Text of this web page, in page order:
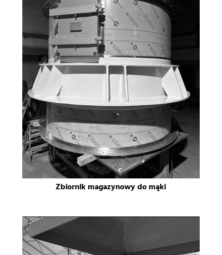
Zbiornik magazynowy do mąki